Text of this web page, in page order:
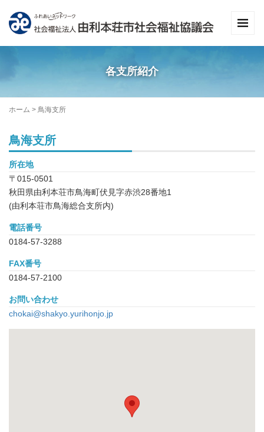
各支所紹介
ホーム > 鳥海支所
鳥海支所
所在地
〒015-0501
秋田県由利本荘市鳥海町伏見字赤渋28番地1
(由利本荘市鳥海総合支所内)
電話番号
0184-57-3288
FAX番号
0184-57-2100
お問い合わせ
chokai@shakyo.yurihonjo.jp